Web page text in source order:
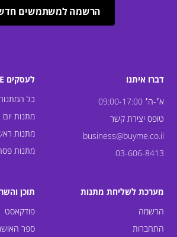
הרשמה למשתמשים
דברו איתנו
א׳-ה׳ 09:00-17:00
טופס יצירת קשר
business@buyme.co.il
03-606-8413
לעסקים BUYME
כל
מתנות
מתנות
מתנות
מערכת לשליחת מתנות
הרשמה
התחברות
תוכן
פודקאסט
ספר